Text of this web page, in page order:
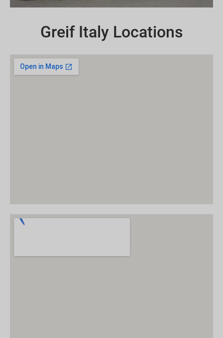
Greif Italy Locations